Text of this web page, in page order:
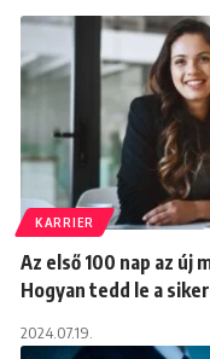
KARRIER
Az első 100 nap az új
Hogyan tedd le a
2024.07.19.